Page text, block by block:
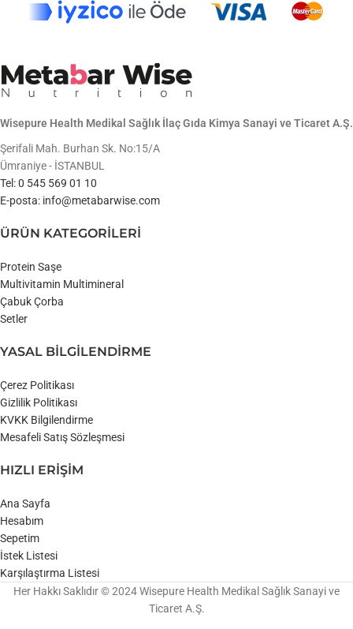
Wisepure Health Medikal Sağlık İlaç Gıda Kimya Sanayi ve Ticaret A.Ş.
Şerifali Mah. Burhan Sk. No:15/A
Ümraniye - İSTANBUL
Tel: 0 545 569 01 10
E-posta: info@metabarwise.com
ÜRÜN KATEGORİLERİ
Protein Saşe
Multivitamin Multimineral
Çabuk Çorba
Setler
YASAL BİLGİLENDİRME
Çerez Politikası
Gizlilik Politikası
KVKK Bilgilendirme
Mesafeli Satış Sözleşmesi
HIZLI ERİŞİM
Ana Sayfa
Hesabım
Sepetim
İstek Listesi
Karşılaştırma Listesi
Her Hakkı Saklıdır © 2024 Wisepure Health Medikal Sağlık Sanayi ve
Ticaret A.Ş.